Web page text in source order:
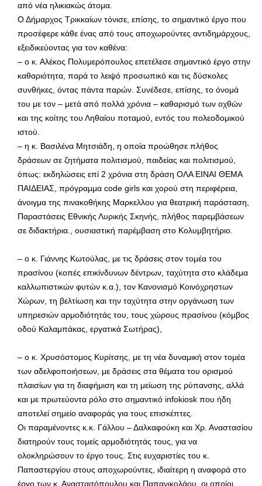
από νέα ηλικιακώς άτομα.
Ο Δήμαρχος Τρικκαίων τόνισε, επίσης, το σημαντικό έργο που
προσέφερε κάθε ένας από τους αποχωρούντες αντιδημάρχους,
εξειδικεύοντας για τον καθένα:
– ο κ. Αλέκος Πολυμερόπουλος επετέλεσε σημαντικό έργο στην
καθαριότητα, παρά το λειψό προσωπικό και τις δύσκολες
συνθήκες, όντας πάντα παρών. Συνέδεσε, επίσης, το όνομά
του με τον – μετά από πολλά χρόνια – καθαρισμό των οχθών
και της κοίτης του Ληθαίου ποταμού, εντός του πολεοδομικού
ιστού.
– η κ. Βασιλένα Μητσιάδη, η οποία προώθησε πλήθος
δράσεων σε ζητήματα πολιτισμού, παιδείας και πολιτισμού,
όπως: εκδηλώσεις επί 2 χρόνια στη δράση ΟΛΑ ΕΙΝΑΙ ΘΕΜΑ
ΠΑΙΔΕΙΑΣ, πρόγραμμα code girls και χορού στη περιφέρεια,
άνοιγμα της πινακοθήκης Μαρκελλου για θεατρική παράσταση,
Παραστάσεις Εθνικής Λυρικής Σκηνής, πλήθος παρεμβάσεων
σε διδακτήρια., ουσιαστική παρέμβαση στο Κολυμβητήριο.
– ο κ. Γιάννης Κωτούλας, με τις δράσεις στον τομέα του
πρασίνου (κοπές επικίνδυνων δέντρων, ταχύτητα στο κλάδεμα
καλλωπιστικών φυτών κ.α.), τον Κανονισμό Κοινόχρηστων
Χώρων, τη βελτίωση και την ταχύτητα στην οργάνωση των
υπηρεσιών αρμοδιότητάς του, τους χώρους πρασίνου (κόμβος
οδού Καλαμπάκας, εργατικά Σωτήρας),
– ο κ. Χρυσόστομος Κυρίτσης, με τη νέα δυναμική στον τομέα
των αδελφοποιήσεων, με δράσεις στα θέματα του ορισμού
πλαισίων για τη διαφήμιση και τη μείωση της ρύπανσης, αλλά
και με πρωτεύοντα ρόλο στο σημαντικό infokiosk που ήδη
αποτελεί σημείο αναφοράς για τους επισκέπτες.
Οι παραμένοντες κ.κ. Γάλλου – Δαλκαφούκη και Χρ. Αναστασίου
διατηρούν τους τομείς αρμοδιότητάς τους, για να
ολοκληρώσουν το έργο τους. Στις ευχαριστίες του κ.
Παπαστεργίου στους αποχωρούντες, ιδιαίτερη η αναφορά στο
έργο των κ. Αναστασόπουλου και Παπανικολάου, οι οποίοι